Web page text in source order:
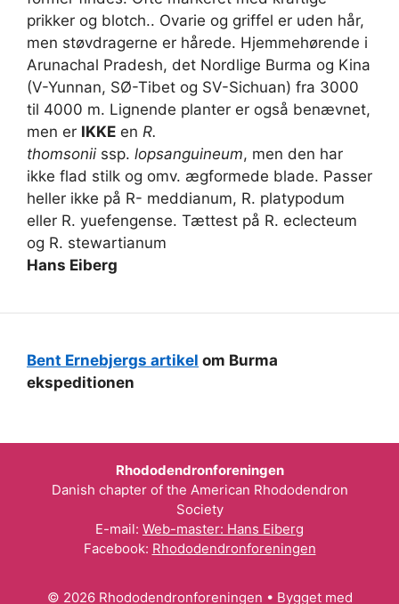
prikker og blotch.. Ovarie og griffel er uden hår,
men støvdragerne er hårede. Hjemmehørende i
Arunachal Pradesh, det Nordlige Burma og Kina
(V-Yunnan, SØ-Tibet og SV-Sichuan) fra 3000
til 4000 m. Lignende planter er også benævnet,
men er IKKE en R.
thomsonii ssp. lopsanguineum, men den har
ikke flad stilk og omv. ægformede blade. Passer
heller ikke på R- meddianum, R. platypodum
eller R. yuefengense. Tættest på R. eclecteum
og R. stewartianum
Hans Eiberg
Bent Ernebjergs artikel om Burma
ekspeditionen
Rhododendronforeningen
Danish chapter of the American Rhododendron
Society
E-mail: Web-master: Hans Eiberg
Facebook: Rhododendronforeningen
© 2026 Rhododendronforeningen • Bygget med